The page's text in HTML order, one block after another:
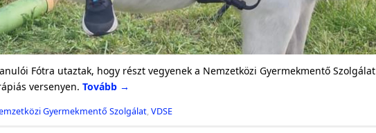
Fótra utaztak, hogy részt vegyenek a Nemzetközi Gyermekmentő Szolgálat
versenyen. Tovább →
Gyermekmentő Szolgálat,VDSE